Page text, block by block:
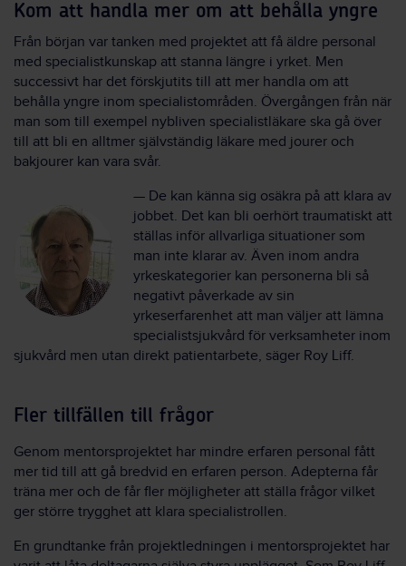
Kom att handla mer om att behålla yngre
Från början var tanken med projektet att få äldre personal
med specialistkunskap att stanna längre i yrket. Men
successivt har det förskjutits till att mer handla om att
behålla yngre inom specialistområden. Övergången från när
man som till exempel nybliven specialistläkare ska gå över
till att bli en alltmer självständig läkare med jourer och
bakjourer kan vara svår.
— De kan känna sig osäkra på att klara av
jobbet. Det kan bli oerhört traumatiskt att
ställas inför allvarliga situationer som
man inte klarar av. Även inom andra
yrkeskategorier kan personerna bli så
negativt påverkade av sin
yrkeserfarenhet att man väljer att lämna
specialistsjukvård för verksamheter inom
sjukvård men utan direkt patientarbete, säger Roy Liff.
Fler tillfällen till frågor
Genom mentorsprojektet har mindre erfaren personal fått
mer tid till att gå bredvid en erfaren person. Adepterna får
träna mer och de får fler möjligheter att ställa frågor vilket
ger större trygghet att klara specialistrollen.
En grundtanke från projektledningen i mentorsprojektet har